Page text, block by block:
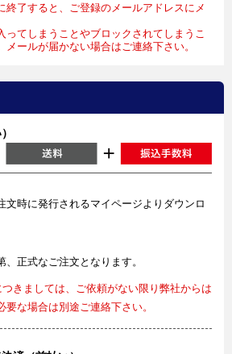
了すると、ご登録のメールアドレスにメ
ってしまうことやブロックされてしまうこ
メールが届かない場合はご連絡下さい。
文時に発行されるマイページよりダウンロ
、正式なご注文となります。
きましては、ご依頼がない限り弊社からは
な場合は別途ご連絡下さい。